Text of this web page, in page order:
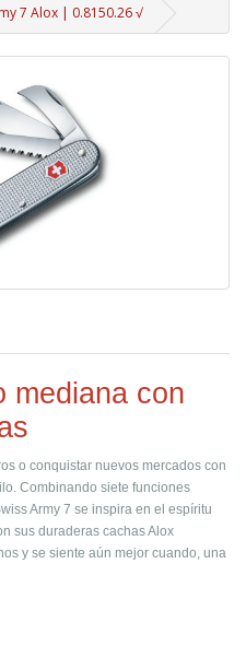
7 Alox | 0.8150.26 √
mediana con
o conquistar nuevos mercados con
Combinando siete funciones
Army 7 se inspira en el espíritu
sus duraderas cachas Alox
y se siente aún mejor cuando, una